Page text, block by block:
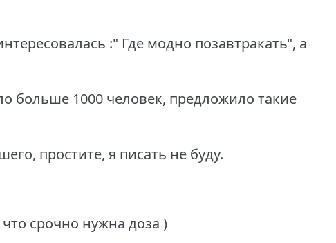
:" Где модно позавтракать", а
больше 1000 человек, предложило такие
простите, я писать не буду.
срочно нужна доза )